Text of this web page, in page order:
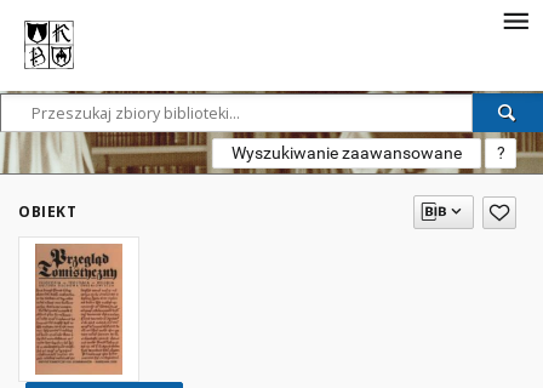
Wyszukiwanie zaawansowane ?
OBIEKT